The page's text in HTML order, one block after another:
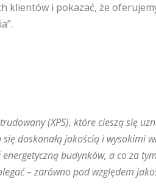
klientów i pokazać, że
(XPS), które cieszą się
doskonałą jakością i wysokimi
budynków, a co za
– zarówno pod względem